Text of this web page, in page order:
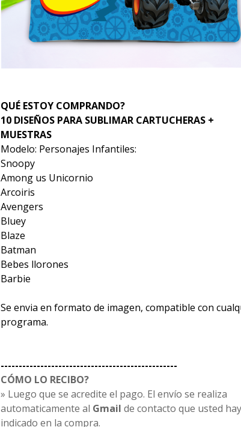
QUÉ ESTOY COMPRANDO?
10 DISEÑOS PARA SUBLIMAR CARTUCHERAS +
MUESTRAS
Modelo: Personajes Infantiles:
Snoopy
Among us Unicornio
Arcoiris
Avengers
Bluey
Blaze
Batman
Bebes llorones
Barbie
Se envia en formato de imagen, compatible con
programa.
-------------------------------------------------
CÓMO LO RECIBO?
» Luego que se acredite el pago. El envío se realiza
automaticamente al Gmail de contacto que usted
indicado en la compra.